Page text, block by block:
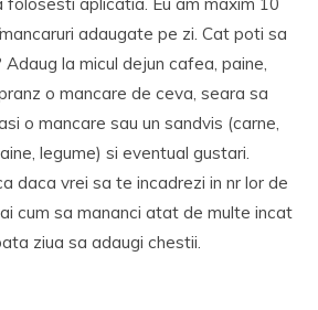
adaugate pe zi. Cat poti sa
Adaug la micul dejun cafea, paine,
o mancare de ceva, seara sa
o mancare sau un sandvis (carne,
legume) si eventual gustari.
daca vrei sa te incadrezi in nr lor de
cum sa mananci atat de multe incat
ziua sa adaugi chestii.